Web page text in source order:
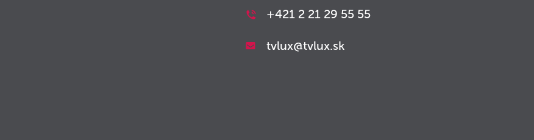
+421 2 21 29 55 55
tvlux@tvlux.sk